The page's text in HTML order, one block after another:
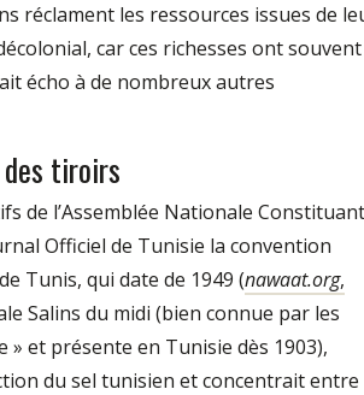
réclament les ressources issues de
car ces richesses ont souvent
écho à de nombreux autres
tiroirs
de l’Assemblée Na­tionale
Officiel de Tunisie la convention
Tunis, qui date de 1949 (nawaat.org,
Salins du midi (bien connue par les
et présente en Tunisie dès 1903),
du sel tunisien et concentrait entre